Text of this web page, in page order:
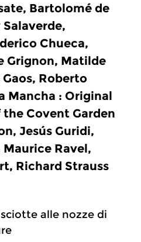
Bartolomé de
Salaverde,
Chueca,
Grignon, Matilde
Roberto
Mancha : Original
Covent Garden
Jesús Guridi,
Ravel,
Richard Strauss
alle nozze di